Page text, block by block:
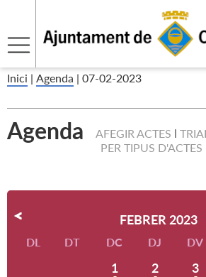
Inici | Agenda | 07-02-2023
Agenda AFEGIR ACTES
PER TIPUS D'ACTES
FEBRER 2023
DL DT DC DJ DV
1 2 3